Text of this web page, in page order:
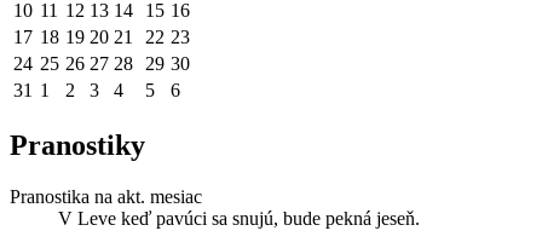
10 11 12 13 14 15 16
17 18 19 20 21 22 23
24 25 26 27 28 29 30
31 1 2 3 4 5 6
Pranostiky
Pranostika na akt. mesiac
V Leve keď pavúci sa snujú, bude pekná jeseň.